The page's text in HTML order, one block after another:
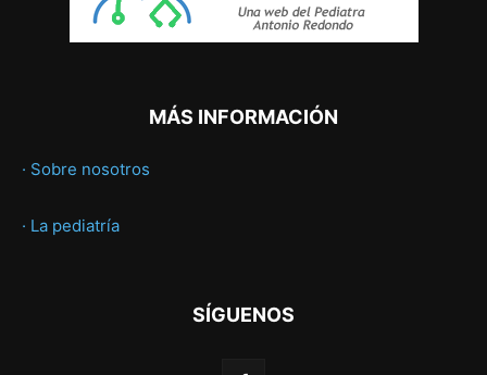
MÁS INFORMACIÓN
· Sobre nosotros
· La pediatría
SÍGUENOS